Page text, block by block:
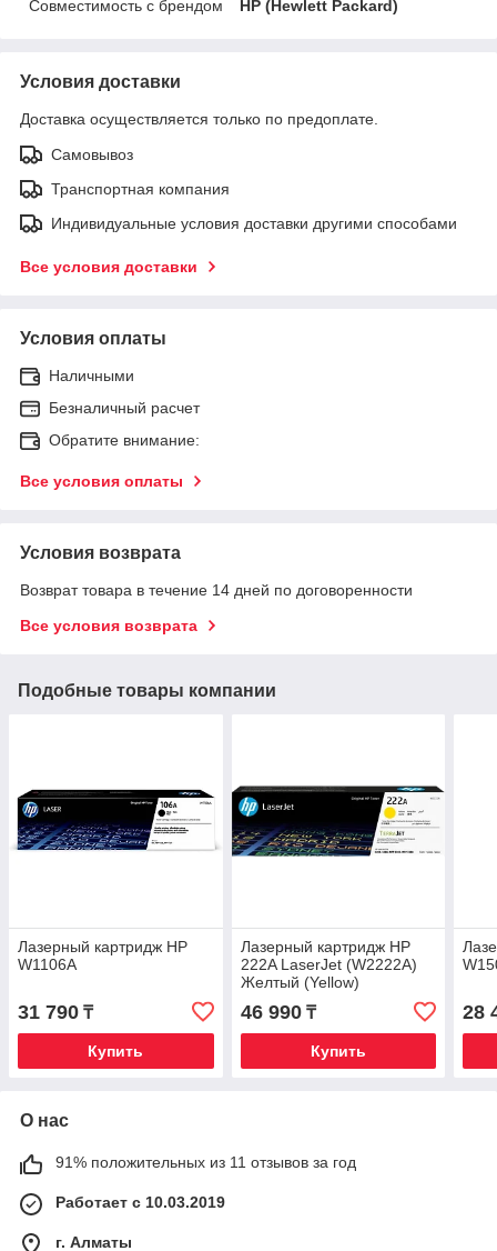
Совместимость с брендом HP (Hewlett Packard)
Условия доставки
Доставка осуществляется только по предоплате.
Самовывоз
Транспортная компания
Индивидуальные условия доставки другими способами
Все условия доставки
Условия оплаты
Наличными
Безналичный расчет
Обратите внимание:
Все условия оплаты
Условия возврата
Возврат товара в течение 14 дней по договоренности
Все условия возврата
Подобные товары компании
Лазерный картридж HP
W1106A
31 790 ₸
Купить
Лазерный картридж HP
222A LaserJet (W2222A)
Желтый (Yellow)
46 990₸
Купить
28
О нас
91% положительных из 11 отзывов за год
Работает с 10.03.2019
г. Алматы